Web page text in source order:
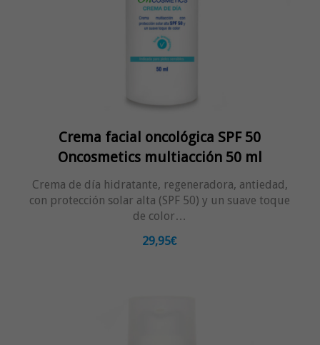
Crema facial oncológica SPF 50
Oncosmetics multiacción 50 ml
Crema de día hidratante, regeneradora, antiedad,
con protección solar alta (SPF 50) y un suave toque
de color…
29,95€